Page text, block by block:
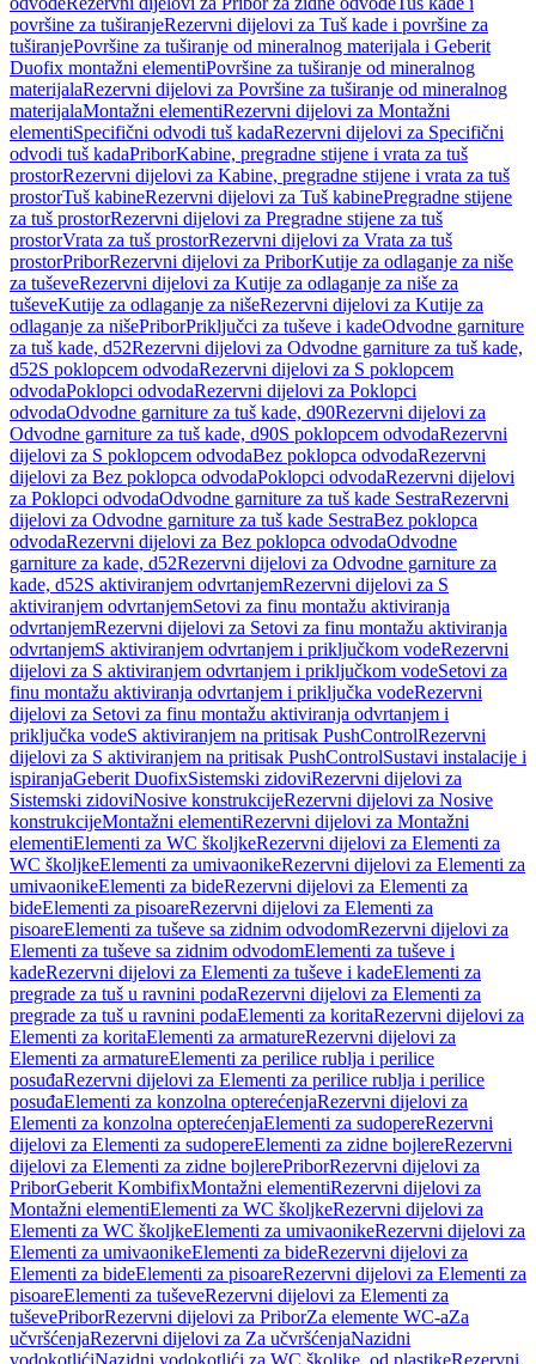
površine za tuširanjeRezervni dijelovi za Tuš kade i površine za
tuširanjePovršine za tuširanje od mineralnog materijala i Geberit
Duofix montažni elementiPovršine za tuširanje od mineralnog
materijalaRezervni dijelovi za Površine za tuširanje od mineralnog
materijalaMontažni elementiRezervni dijelovi za Montažni
elementiSpecifični odvodi tuš kadaRezervni dijelovi za Specifični
odvodi tuš kadaPriborKabine, pregradne stijene i vrata za tuš
prostorRezervni dijelovi za Kabine, pregradne stijene i vrata za tuš
prostorTuš kabineRezervni dijelovi za Tuš kabinePregradne stijene
za tuš prostorRezervni dijelovi za Pregradne stijene za tuš
prostorVrata za tuš prostorRezervni dijelovi za Vrata za tuš
prostorPriborRezervni dijelovi za PriborKutije za odlaganje za niše
za tuševeRezervni dijelovi za Kutije za odlaganje za niše za
tuševeKutije za odlaganje za nišeRezervni dijelovi za Kutije za
odlaganje za nišePriborPriključci za tuševe i kadeOdvodne garniture
za tuš kade, d52Rezervni dijelovi za Odvodne garniture za tuš kade,
d52S poklopcem odvodaRezervni dijelovi za S poklopcem
odvodaPoklopci odvodaRezervni dijelovi za Poklopci
odvodaOdvodne garniture za tuš kade, d90Rezervni dijelovi za
Odvodne garniture za tuš kade, d90S poklopcem odvodaRezervni
dijelovi za S poklopcem odvodaBez poklopca odvodaRezervni
dijelovi za Bez poklopca odvodaPoklopci odvodaRezervni dijelovi
za Poklopci odvodaOdvodne garniture za tuš kade SestraRezervni
dijelovi za Odvodne garniture za tuš kade SestraBez poklopca
odvodaRezervni dijelovi za Bez poklopca odvodaOdvodne
garniture za kade, d52Rezervni dijelovi za Odvodne garniture za
kade, d52S aktiviranjem odvrtanjemRezervni dijelovi za S
aktiviranjem odvrtanjemSetovi za finu montažu aktiviranja
odvrtanjemRezervni dijelovi za Setovi za finu montažu aktiviranja
odvrtanjemS aktiviranjem odvrtanjem i priključkom vodeRezervni
dijelovi za S aktiviranjem odvrtanjem i priključkom vodeSetovi za
finu montažu aktiviranja odvrtanjem i priključka vodeRezervni
dijelovi za Setovi za finu montažu aktiviranja odvrtanjem i
priključka vodeS aktiviranjem na pritisak PushControlRezervni
dijelovi za S aktiviranjem na pritisak PushControlSustavi instalacije i
ispiranjaGeberit DuofixSistemski zidoviRezervni dijelovi za
Sistemski zidoviNosive konstrukcijeRezervni dijelovi za Nosive
konstrukcijeMontažni elementiRezervni dijelovi za Montažni
elementiElementi za WC školjkeRezervni dijelovi za Elementi za
WC školjkeElementi za umivaonikeRezervni dijelovi za Elementi za
umivaonikeElementi za bideRezervni dijelovi za Elementi za
bideElementi za pisoareRezervni dijelovi za Elementi za
pisoareElementi za tuševe sa zidnim odvodomRezervni dijelovi za
Elementi za tuševe sa zidnim odvodomElementi za tuševe i
kadeRezervni dijelovi za Elementi za tuševe i kadeElementi za
pregrade za tuš u ravnini podaRezervni dijelovi za Elementi za
pregrade za tuš u ravnini podaElementi za koritaRezervni dijelovi za
Elementi za koritaElementi za armatureRezervni dijelovi za
Elementi za armatureElementi za perilice rublja i perilice
posuđaRezervni dijelovi za Elementi za perilice rublja i perilice
posuđaElementi za konzolna opterećenjaRezervni dijelovi za
Elementi za konzolna opterećenjaElementi za sudopereRezervni
dijelovi za Elementi za sudopereElementi za zidne bojlereRezervni
dijelovi za Elementi za zidne bojlerePriborRezervni dijelovi za
PriborGeberit KombifixMontažni elementiRezervni dijelovi za
Montažni elementiElementi za WC školjkeRezervni dijelovi za
Elementi za WC školjkeElementi za umivaonikeRezervni dijelovi za
Elementi za umivaonikeElementi za bideRezervni dijelovi za
Elementi za bideElementi za pisoareRezervni dijelovi za Elementi za
pisoareElementi za tuševeRezervni dijelovi za Elementi za
tuševePriborRezervni dijelovi za PriborZa elemente WC-aZa
učvršćenjaRezervni dijelovi za Za učvršćenjaNazidni
vodokotlićiNazidni vodokotlići za WC školjke, od plastikeRezervni